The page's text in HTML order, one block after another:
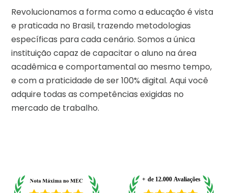
Revolucionamos a forma como a educação é vista
e praticada no Brasil, trazendo metodologias
específicas para cada cenário. Somos a única
instituição capaz de capacitar o aluno na área
acadêmica e comportamental ao mesmo tempo,
e com a praticidade de ser 100% digital. Aqui você
adquire todas as competências exigidas no
mercado de trabalho.